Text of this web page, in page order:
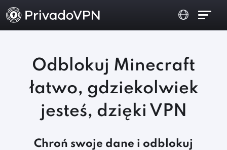
Odblokuj Minecraft
łatwo, gdziekolwiek
jesteś, dzięki VPN
Chroń swoje dane i odblokuj